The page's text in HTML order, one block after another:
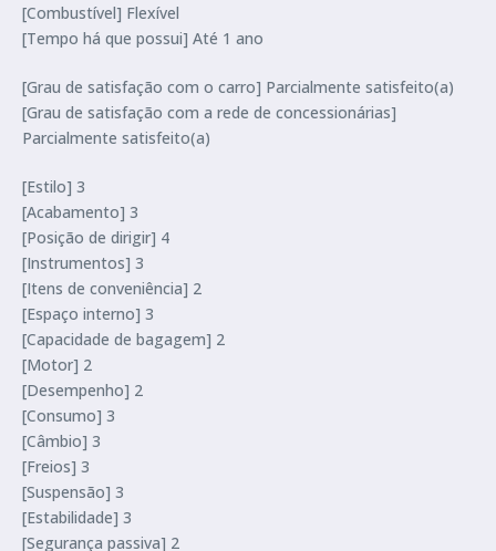
[Combustível] Flexível
[Tempo há que possui] Até 1 ano
[Grau de satisfação com o carro] Parcialmente satisfeito(a)
[Grau de satisfação com a rede de concessionárias]
Parcialmente satisfeito(a)
[Estilo] 3
[Acabamento] 3
[Posição de dirigir] 4
[Instrumentos] 3
[Itens de conveniência] 2
[Espaço interno] 3
[Capacidade de bagagem] 2
[Motor] 2
[Desempenho] 2
[Consumo] 3
[Câmbio] 3
[Freios] 3
[Suspensão] 3
[Estabilidade] 3
[Segurança passiva] 2